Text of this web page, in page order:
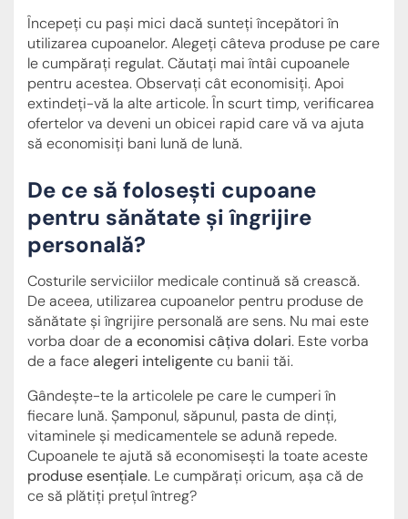
Începeți cu pași mici dacă sunteți începători în
utilizarea cupoanelor. Alegeți câteva produse pe care
le cumpărați regulat. Căutați mai întâi cupoanele
pentru acestea. Observați cât economisiți. Apoi
extindeți-vă la alte articole. În scurt timp, verificarea
ofertelor va deveni un obicei rapid care vă va ajuta
să economisiți bani lună de lună.
De ce să folosești cupoane
pentru sănătate și îngrijire
personală?
Costurile serviciilor medicale continuă să crească.
De aceea, utilizarea cupoanelor pentru produse de
sănătate și îngrijire personală are sens. Nu mai este
vorba doar dea economisi câțiva dolari. Este vorba
de a facealegeri inteligentecu banii tăi.
Gândește-te la articolele pe care le cumperi în
fiecare lună. Șamponul, săpunul, pasta de dinți,
vitaminele și medicamentele se adună repede.
Cupoanele te ajută să economisești la toate aceste
produse esențiale. Le cumpărați oricum, așa că de
ce să plătiți prețul întreg?